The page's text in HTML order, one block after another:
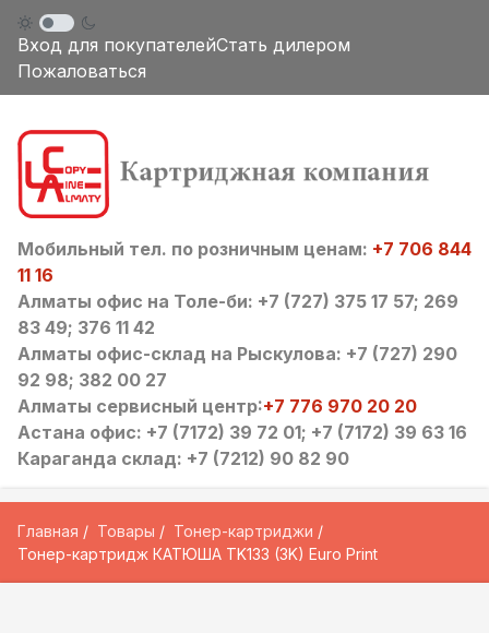
Вход для покупателейСтать дилером
Пожаловаться
Мобильный тел. по розничным ценам: +7 706 844
11 16
Алматы офис на Толе-би: +7 (727) 375 17 57; 269
83 49; 376 11 42
Алматы офис-склад на Рыскулова: +7 (727) 290
92 98; 382 00 27
Алматы сервисный центр:+7 776 970 20 20
Астана офис: +7 (7172) 39 72 01; +7 (7172) 39 63 16
Караганда склад: +7 (7212) 90 82 90
Главная Товары
Тонер-картриджи
Тонер-картридж КАТЮША TK133 (3K) Euro Print